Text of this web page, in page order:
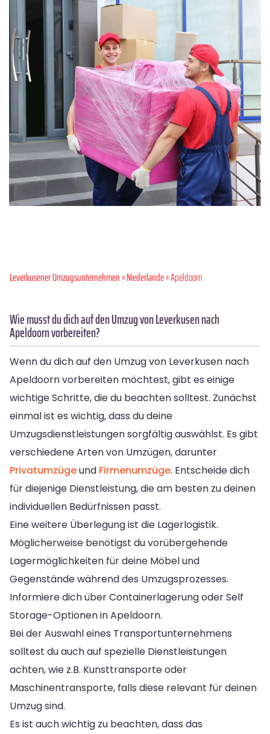
Leverkusener Umzugsunternehmen»Niederlande» Apeldoorn
Wie musst du dich auf den Umzug von Leverkusen nach
Apeldoorn vorbereiten?
Wenn du dich auf den Umzug von Leverkusen nach
Apeldoorn vorbereiten möchtest, gibt es einige
wichtige Schritte, die du beachten solltest. Zunächst
einmal ist es wichtig, dass du deine
Umzugsdienstleistungen sorgfältig auswählst. Es gibt
verschiedene Arten von Umzügen, darunter
Privatumzügeund Firmenumzüge. Entscheide dich
für diejenige Dienstleistung, die am besten zu deinen
individuellen Bedürfnissen passt.
Eine weitere Überlegung ist die Lagerlogistik.
Möglicherweise benötigst du vorübergehende
Lagermöglichkeiten für deine Möbel und
Gegenstände während des Umzugsprozesses.
Informiere dich über Containerlagerung oder Self
Storage-Optionen in Apeldoorn.
Bei der Auswahl eines Transportunternehmens
solltest du auch auf spezielle Dienstleistungen
achten, wie z.B. Kunsttransporte oder
Maschinentransporte, falls diese relevant für deinen
Umzug sind.
Es ist auch wichtig zu beachten, dass das